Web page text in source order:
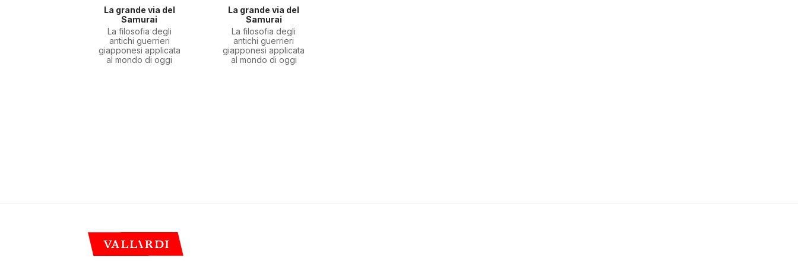
La grande via del
Samurai
La filosofia degli
antichi guerrieri
giapponesi applicata
al mondo di oggi
La grande via del
Samurai
La filosofia degli
antichi guerrieri
giapponesi applicata
al mondo di oggi